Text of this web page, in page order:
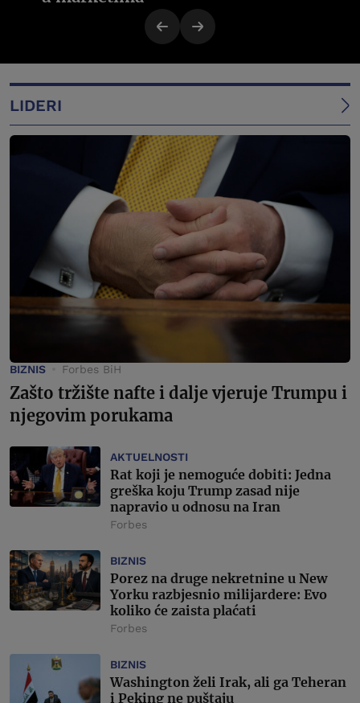
LIDERI
BIZNIS Forbes BiH
Zašto tržište nafte i dalje vjeruje Trumpu i
njegovim porukama
AKTUELNOSTI
Rat koji je nemoguće dobiti: Jedna
greška koju Trump zasad nije
napravio u odnosu na Iran
Forbes
BIZNIS
Porez na druge nekretnine u New
Yorku razbjesnio milijardere: Evo
koliko će zaista plaćati
Forbes
BIZNIS
Washington želi Irak, ali ga Teheran
i Peking ne puštaju